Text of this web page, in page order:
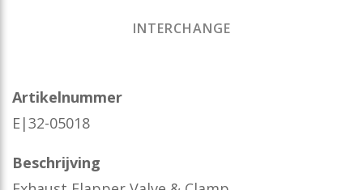
INTERCHANGE
Artikelnummer
E|32-05018
Beschrijving